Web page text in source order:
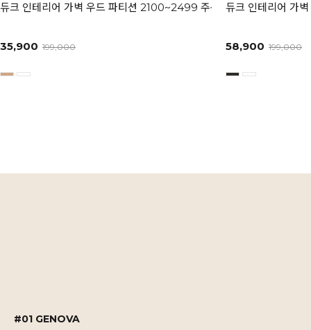
듀크 인테리어 가벽 우드 파티션 2100~2499 주문제작 상품
35,900 199,000
듀크 인테리어 가
58,900 199,000
#01 GENOVA
#02 GENOVA
#03 MOTION DESK
#01 GENOVA